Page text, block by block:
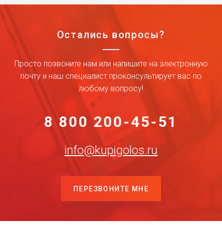
Остались вопросы?
Просто позвоните нам или напишите на электронную
почту и наш специалист проконсультирует вас по
любому вопросу!
8 800 200-45-51
info@kupigolos.ru
ПЕРЕЗВОНИТЕ МНЕ